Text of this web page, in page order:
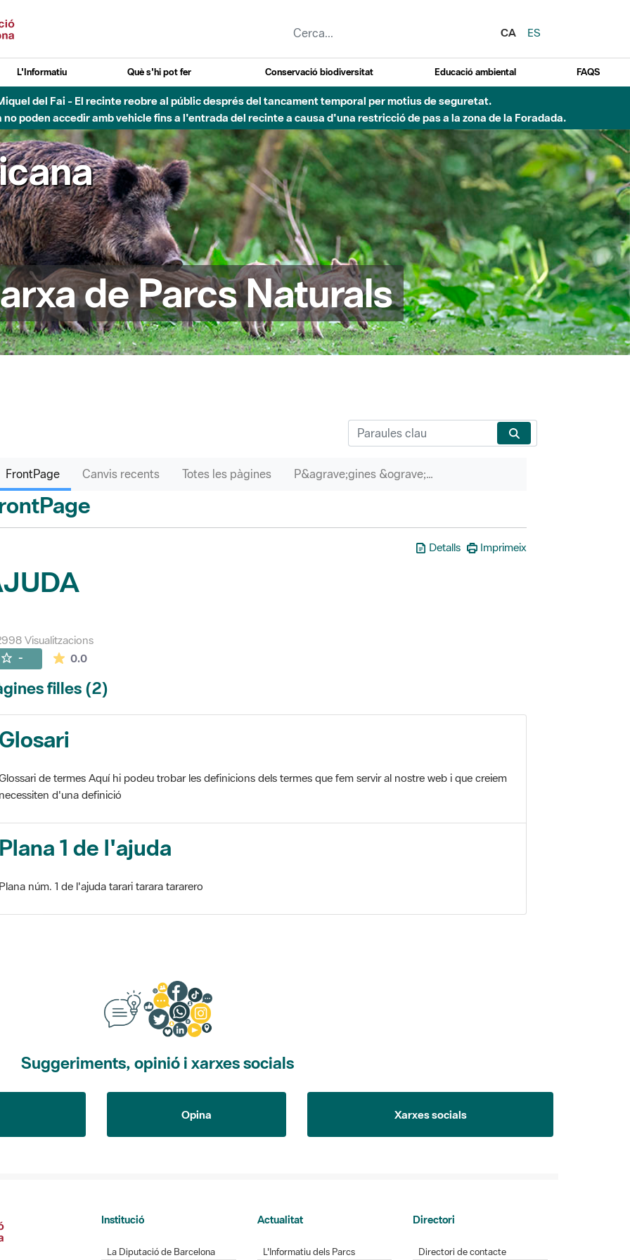
CA
ES
L'Informatiu Què s'hi pot fer Conservació biodiversitat Educació ambiental FAQS
del Fai - El recinte reobre al públic després del tancament temporal per motius de seguretat.
poden accedir amb vehicle fins a l'entrada del recinte a causa d'una restricció de pas a la zona de la Foradada.
de Parcs Naturals
FrontPage Canvis recents Totes les pàgines P&agrave;gines &ograve;rfenes
Detalls Imprimeix
Visualitzacions
- 0.0La mitjana de les valoracions és de 0 estrelles de 5.
filles (2)
Glosari
de termes Aquí hi podeu trobar les definicions dels termes que fem servir al nostre web i que creiem
necessiten d'una definició
Plana 1 de l'ajuda
Plana núm. 1 de l'ajuda tarari tarara tararero
Suggeriments, opinió i xarxes socials
Opina Xarxes socials
Institució
La Diputació de Barcelona
Actualitat
L'Informatiu dels Parcs
Directori
Directori de contacte